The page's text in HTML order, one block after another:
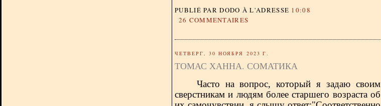
PUBLIÉ PAR DODO À L'ADRESSE 10:08
26 COMMENTAIRES
ЧЕТВЕРГ, 30 НОЯБРЯ 2023 Г.
ТОМАС ХАННА. СОМАТИКА
Часто на вопрос, который я задаю своим
сверстникам и людям более старшего возраста об